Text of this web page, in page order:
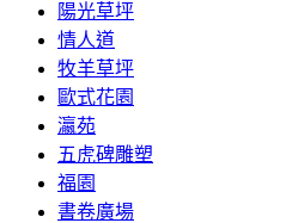
陽光草坪
情人道
牧羊草坪
歐式花園
瀛苑
五虎碑雕塑
福園
書卷廣場